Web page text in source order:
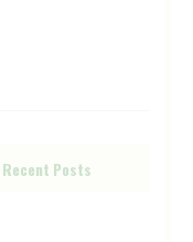
Recent Posts